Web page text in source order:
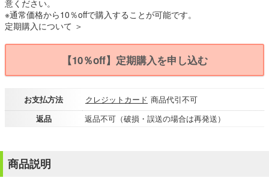
意ください。
※通常価格から10％offで購入することが可能です。
定期購入について ＞
【10％off】定期購入を申し込む
お支払方法 クレジットカード 商品代引不可
返品
返品不可（破損・誤送の場合は再発送）
商品説明